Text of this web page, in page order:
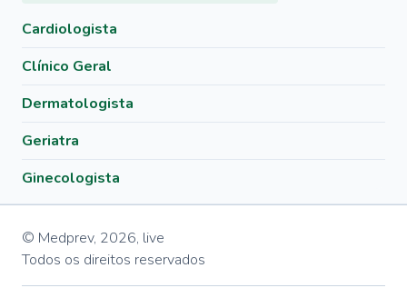
Cardiologista
Clínico Geral
Dermatologista
Geriatra
Ginecologista
© Medprev, 2026, live
Todos os direitos reservados